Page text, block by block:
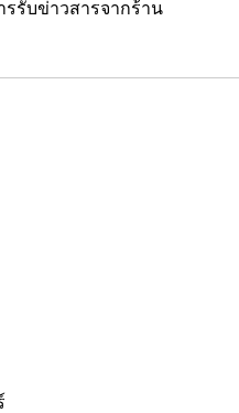
รรับข่าวสารจากร้าน